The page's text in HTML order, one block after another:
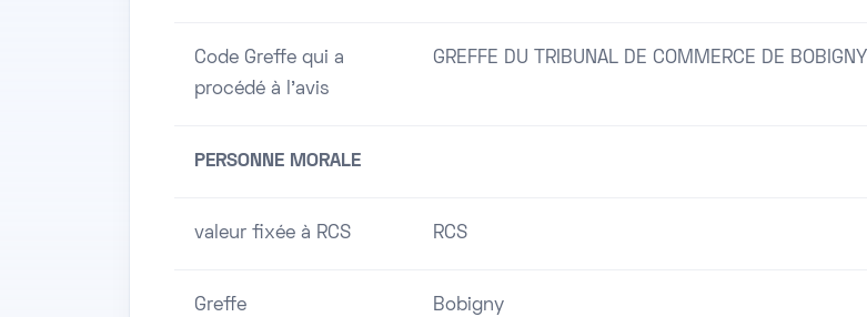
Code Greffe qui a
procédé à l'avis
GREFFE DU TRIBUNAL DE COMMERCE DE BOBIGNY
PERSONNE MORALE
valeur fixée à RCS RCS
Greffe
Bobigny